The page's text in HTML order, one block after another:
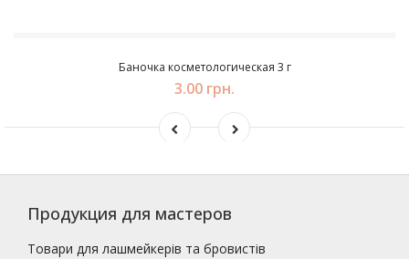
Баночка косметологическая 3 г
3.00 грн.
Продукция для мастеров
Товари для лашмейкерів та бровистів